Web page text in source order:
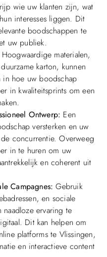
wie uw klanten zijn, wat
interesses liggen. Dit
boodschappen te
uw publiek.
Hoogwaardige materialen,
karton, kunnen
in hoe uw boodschap
in kwaliteitsprints om een
Ontwerp: Een
versterken en uw
concurrentie. Overweeg
in te huren om uw
en coherent uit
Campagnes: Gebruik
en sociale
naadloze ervaring te
Dit kan helpen om
platforms te Vlissingen,
en interactieve content